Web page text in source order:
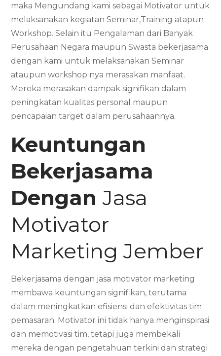
maka Mengundang kami sebagai Motivator untuk
melaksanakan kegiatan Seminar,Training atapun
Workshop. Selain itu Pengalaman dari Banyak
Perusahaan Negara maupun Swasta bekerjasama
dengan kami untuk melaksanakan Seminar
ataupun workshop nya merasakan manfaat.
Mereka merasakan dampak signifikan dalam
peningkatan kualitas personal maupun
pencapaian target dalam perusahaannya.
Keuntungan
Bekerjasama
DenganJasa
Motivator
Marketing Jember
Bekerjasama dengan jasa motivator marketing
membawa keuntungan signifikan, terutama
dalam meningkatkan efisiensi dan efektivitas tim
pemasaran. Motivator ini tidak hanya menginspirasi
dan memotivasi tim, tetapi juga membekali
mereka dengan pengetahuan terkini dan strategi